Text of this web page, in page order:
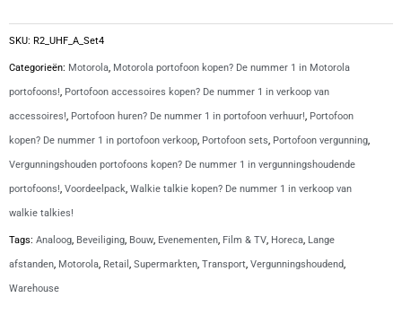
R2
aantal
SKU: R2_UHF_A_Set4
Categorieën: Motorola, Motorola portofoon kopen? De nummer 1 in Motorola
portofoons!, Portofoon accessoires kopen? De nummer 1 in verkoop van
accessoires!, Portofoon huren? De nummer 1 in portofoon verhuur!, Portofoon
kopen? De nummer 1 in portofoon verkoop, Portofoon sets, Portofoon vergunning,
Vergunningshouden portofoons kopen? De nummer 1 in vergunningshoudende
portofoons!, Voordeelpack, Walkie talkie kopen? De nummer 1 in verkoop van
walkie talkies!
Tags: Analoog, Beveiliging, Bouw, Evenementen, Film & TV, Horeca, Lange
afstanden, Motorola, Retail , Supermarkten, Transport, Vergunningshoudend,
Warehouse